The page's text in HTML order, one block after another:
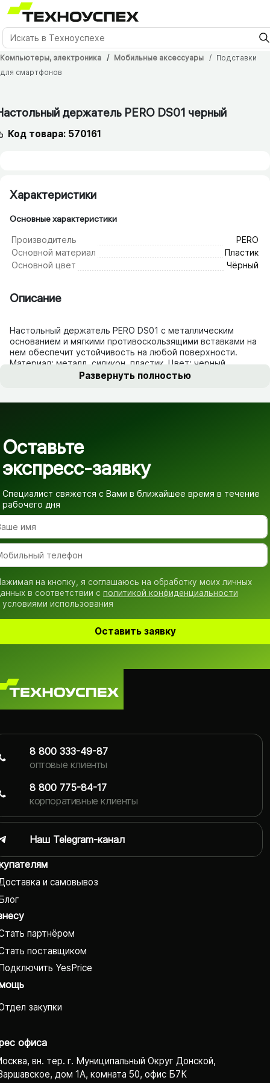
Компьютеры, электроника Мобильные аксессуары
Подставки
для смартфонов
держатель PERO DS01 черный
Код товара: 570161
Характеристики
Основные характеристики
Производитель
PERO
Основной материал
Пластик
Основной цвет
Чёрный
Описание
Настольный держатель PERO DS01 с металлическим
основанием и мягкими противоскользящими вставками на
нем обеспечит устойчивость на любой поверхности.
Материал: металл, силикон, пластик. Цвет: черный.
Развернуть полностью
Оставьте
экспресс-заявку
Специалист свяжется с Вами в ближайшее время в течение
рабочего дня
на кнопку, я соглашаюсь на обработку моих личных
в соответствии с политикой конфиденциальности
условиями использования
Оставить заявку
и самовывоз
партнёром
поставщиком
YesPrice
закупки
офиса
вн. тер. г. Муниципальный Округ Донской,
дом 1А, комната 50, офис Б7К
8 800 333-49-87
оптовые клиенты
8 800 775-84-17
корпоративные клиенты
Наш Telegram-канал